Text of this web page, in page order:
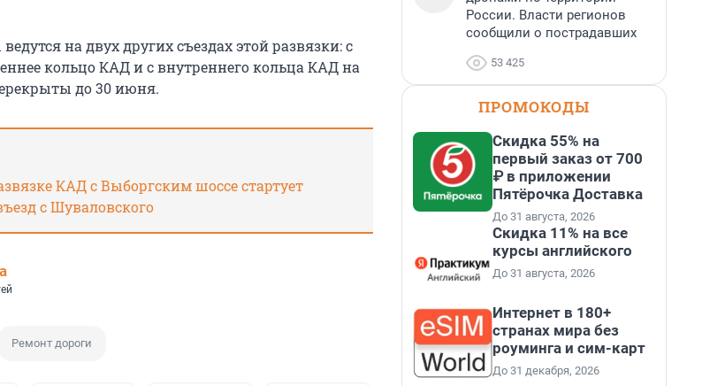
на двух других съездах этой развязки: с
кольцо КАД и с внутреннего кольца КАД на
до 30 июня.
КАД с Выборгским шоссе стартует
с Шуваловского
Ремонт дороги
России. Власти регионов
сообщили о пострадавших
53 425
ПРОМОКОДЫ
Скидка 55% на
первый заказ от 700
₽ в приложении
Пятёрочка Доставка
До 31 августа, 2026
Скидка 11% на все
курсы английского
До 31 августа, 2026
Интернет в 180+
странах мира без
роуминга и сим-карт
До 31 декабря, 2026